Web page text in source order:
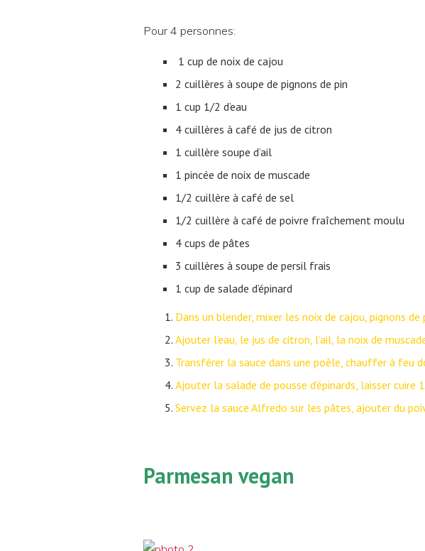
Pour 4 personnes:
1 cup de noix de cajou
2 cuillères à soupe de pignons de pin
1 cup 1/2 d’eau
4 cuillères à café de jus de citron
1 cuillère soupe d’ail
1 pincée de noix de muscade
1/2 cuillère à café de sel
1/2 cuillère à café de poivre fraîchement moulu
4 cups de pâtes
3 cuillères à soupe de persil frais
1 cup de salade d’épinard
Dans un blender, mixer les noix de cajou, pignons de
Ajouter l’eau, le jus de citron, l’ail, la noix de
Transférer la sauce dans une poêle, chauffer à feu
Ajouter la salade de pousse d’épinards, laisser cuire
Servez la sauce Alfredo sur les pâtes, ajouter du
Parmesan vegan